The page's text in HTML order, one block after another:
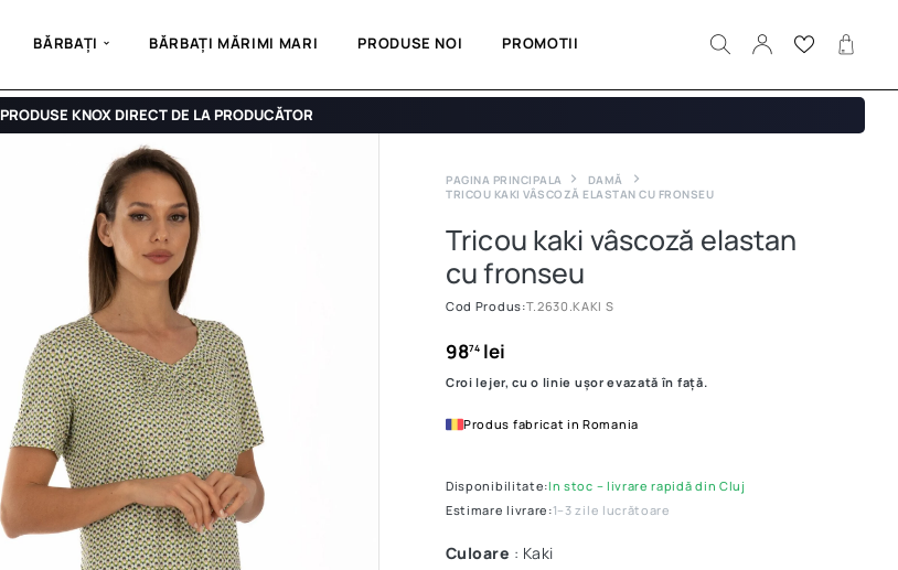
BĂRBAȚI BĂRBAȚI MĂRIMI MARI PRODUSE NOI PROMOTII
PRODUSE KNOX DIRECT DE LA PRODUCĂTOR
PAGINA PRINCIPALA
DAMĂ
TRICOU KAKI VÂSCOZĂ ELASTAN CU FRONSEU
Tricou kaki vâscoză elastan
cu fronseu
Cod Produs:T.2630.KAKI S
9874lei
Croi lejer, cu o linie ușor evazată în față.
Produs fabricat in Romania
Disponibilitate:In stoc – livrare rapidă din Cluj
Estimare livrare:1–3 zile lucrătoare
Culoare : Kaki